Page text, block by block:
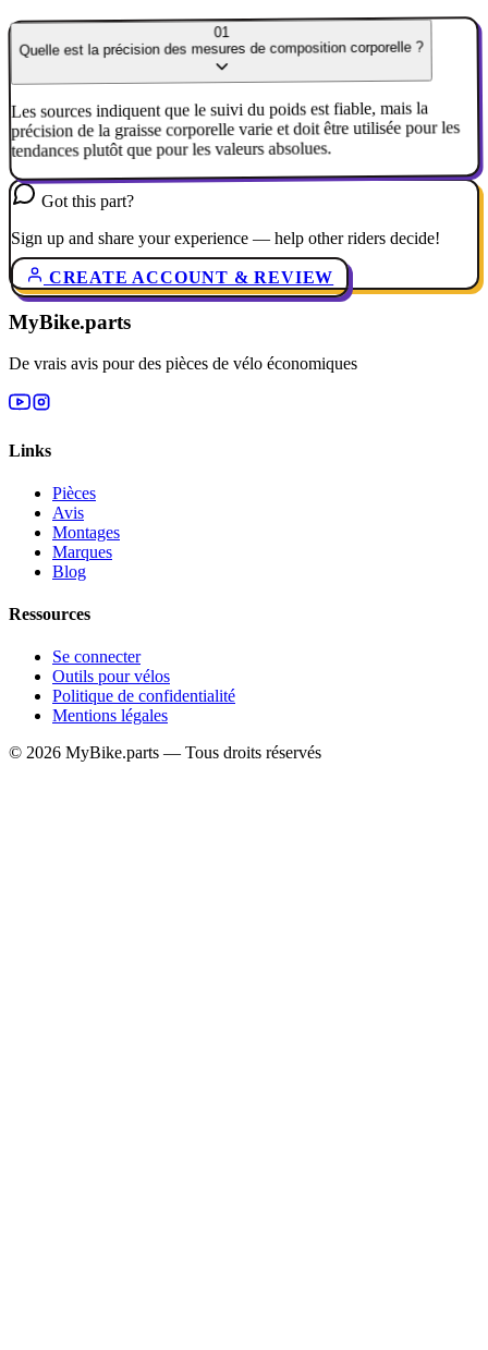
01
Quelle est la précision des mesures de composition corporelle ?
Les sources indiquent que le suivi du poids est fiable, mais la
précision de la graisse corporelle varie et doit être utilisée pour les
tendances plutôt que pour les valeurs absolues.
Got this part?
Sign up and share your experience — help other riders decide!
CREATE ACCOUNT & REVIEW
MyBike.parts
De vrais avis pour des pièces de vélo économiques
Links
Pièces
Avis
Montages
Marques
Blog
Ressources
Se connecter
Outils pour vélos
Politique de confidentialité
Mentions légales
© 2026 MyBike.parts — Tous droits réservés